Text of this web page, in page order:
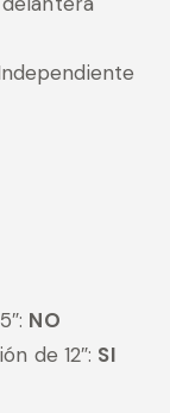
NO
de 12″: SI